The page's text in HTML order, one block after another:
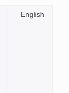
English